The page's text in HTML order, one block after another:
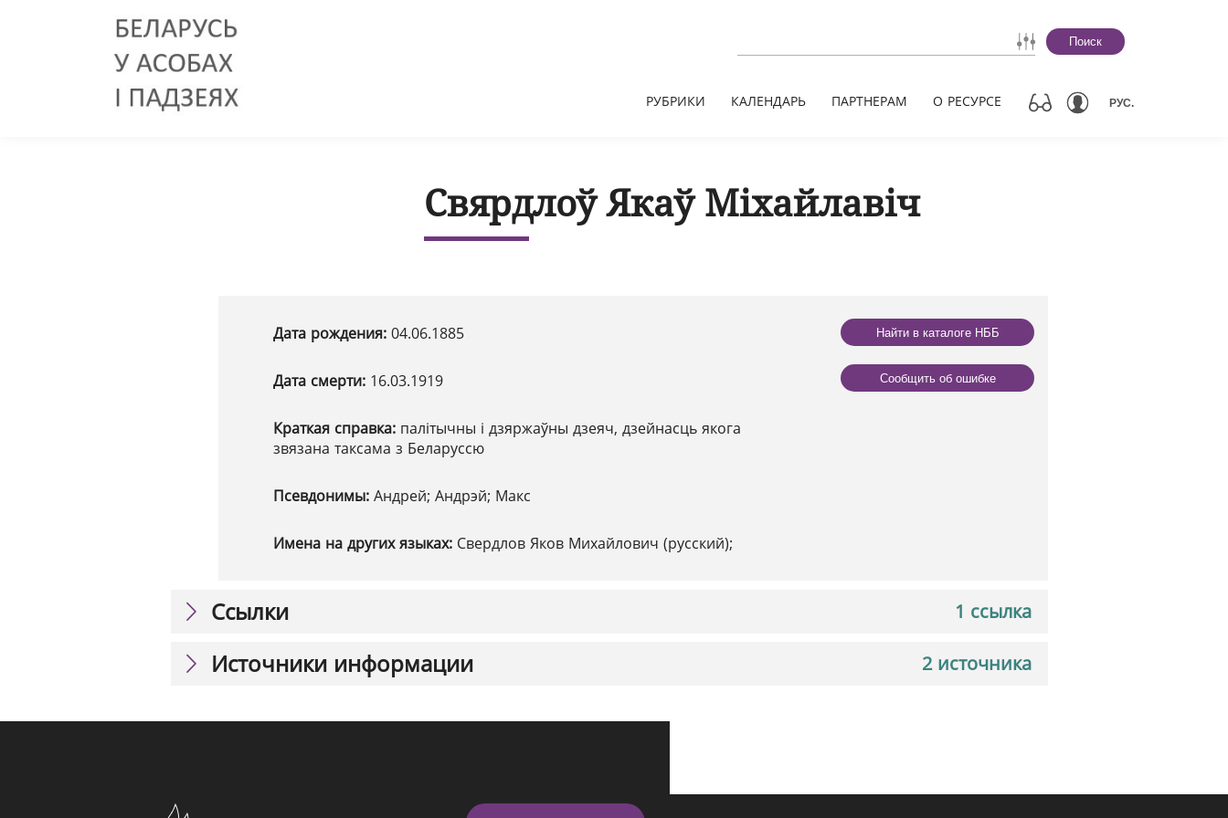
Поиск
РУБРИКИ КАЛЕНДАРЬ ПАРТНЕРАМ О РЕСУРСЕ РУС.
Свярдлоў Якаў Міхайлавіч
Дата рождения: 04.06.1885
Дата смерти: 16.03.1919
Краткая справка: палітычны і дзяржаўны дзеяч, дзейнасць якога
звязана таксама з Беларуссю
Псевдонимы: Андрей; Андрэй; Макс
Имена на других языках: Свердлов Яков Михайлович (русский);
Найти в каталоге НББ
Сообщить об ошибке
1 ссылка
Ссылки
2 источника
Источники информации